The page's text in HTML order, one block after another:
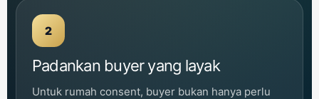
2
Padankan buyer yang layak
Untuk rumah consent, buyer bukan hanya perlu